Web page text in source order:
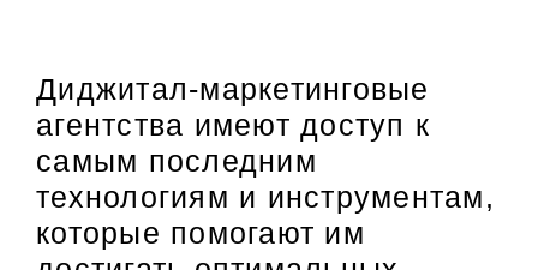
Диджитал-маркетинговые
агентства имеют доступ к
самым последним
технологиям и инструментам,
которые помогают им